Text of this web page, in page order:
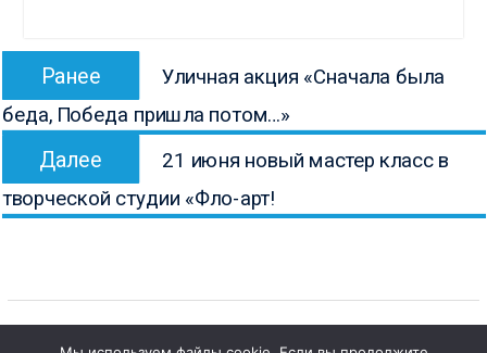
Навигация
записям
Ранее
запись:
Уличная акция «Сначала была
беда, Победа пришла потом…»
Далее
запись:
21 июня новый мастер класс в
творческой студии «Фло-арт!